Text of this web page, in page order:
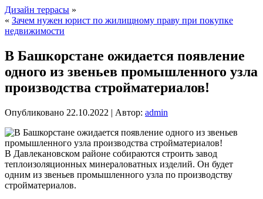
Дизайн террасы »
« Зачем нужен юрист по жилищному праву при покупке
недвижимости
В Башкорстане ожидается появление
одного из звеньев промышленного узла
производства стройматериалов!
Опубликовано 22.10.2022 | Автор: admin
В Давлекановском районе собираются строить завод
теплоизоляционных минераловатных изделий. Он будет
одним из звеньев промышленного узла по производству
стройматериалов.